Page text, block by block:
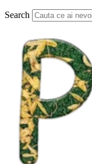
Search